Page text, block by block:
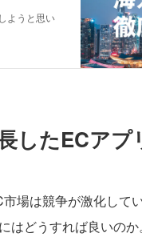
したECアプ
場は競争が激化して
はどうすれば良いの